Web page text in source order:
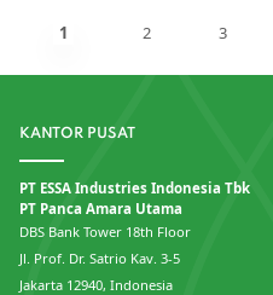
1 2 3
KANTOR PUSAT
PT ESSA Industries Indonesia Tbk
PT Panca Amara Utama
DBS Bank Tower 18th Floor
Jl. Prof. Dr. Satrio Kav. 3-5
Jakarta 12940, Indonesia